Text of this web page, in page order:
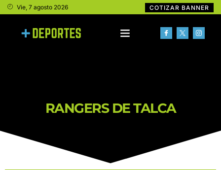
Vie, 7 agosto 2026 COTIZAR BANNER
RANGERS DE TALCA